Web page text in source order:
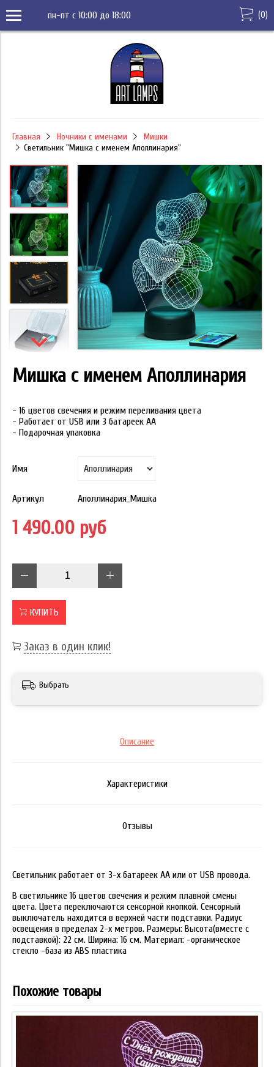
пн-пт с 10:00 до 18:00 (0)
Главная Ночники с именами
Мишки
Светильник "Мишка с именем Аполлинария"
Мишка с именем Аполлинария
- 16 цветов свечения и режим переливания цвета
- Работает от USB или 3 батареек АА
- Подарочная упаковка
Имя
Артикул Аполлинария_Мишка
1 490.00 руб
КУПИТЬ
Заказ в один клик!
Выбрать
Описание
Характеристики
Отзывы
Светильник работает от 3-х батареек АА или от USB провода.
В светильнике 16 цветов свечения и режим плавной смены
цвета. Цвета переключаются сенсорной кнопкой. Сенсорный
выключатель находится в верхней части подставки. Радиус
освещения в пределах 2-х метров. Размеры: Высота(вместе с
подставкой): 22 см. Ширина: 16 см. Материал: -органическое
стекло -база из ABS пластика
Похожие товары